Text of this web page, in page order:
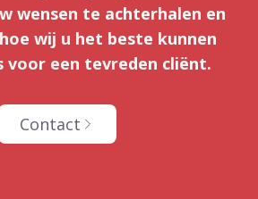
wensen te achterhalen en
wij u het beste kunnen
voor een tevreden cliënt.
Contact